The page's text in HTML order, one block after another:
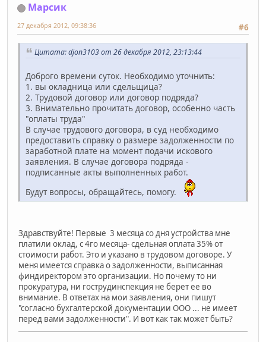
Марсик
#6
27 декабря 2012, 09:38:36
Цитата: djon3103 от 26 декабря 2012, 23:13:44
Доброго времени суток. Необходимо уточнить:
1. вы окладница или сдельщица?
2. Трудовой договор или договор подряда?
3. Внимательно прочитать договор, особенно часть
"оплаты труда"
В случае трудового договора, в суд необходимо
предоставить справку о размере задолженности по
заработной плате на момент подачи искового
заявления. В случае договора подряда -
подписанные акты выполненных работ.
Будут вопросы, обращайтесь, помогу.
Здравствуйте! Первые 3 месяца со дня устройства мне
платили оклад, с 4го месяца- сдельная оплата 35% от
стоимости работ. Это и указано в трудовом договоре. У
меня имеется справка о задолженности, выписанная
финдиректором это организации. Но почему то ни
прокуратура, ни гострудинспекция не берет ее во
внимание. В ответах на мои заявления, они пишут
"согласно бухгалтерской документации ООО ... не имеет
перед вами задолженности". И вот как так может быть?